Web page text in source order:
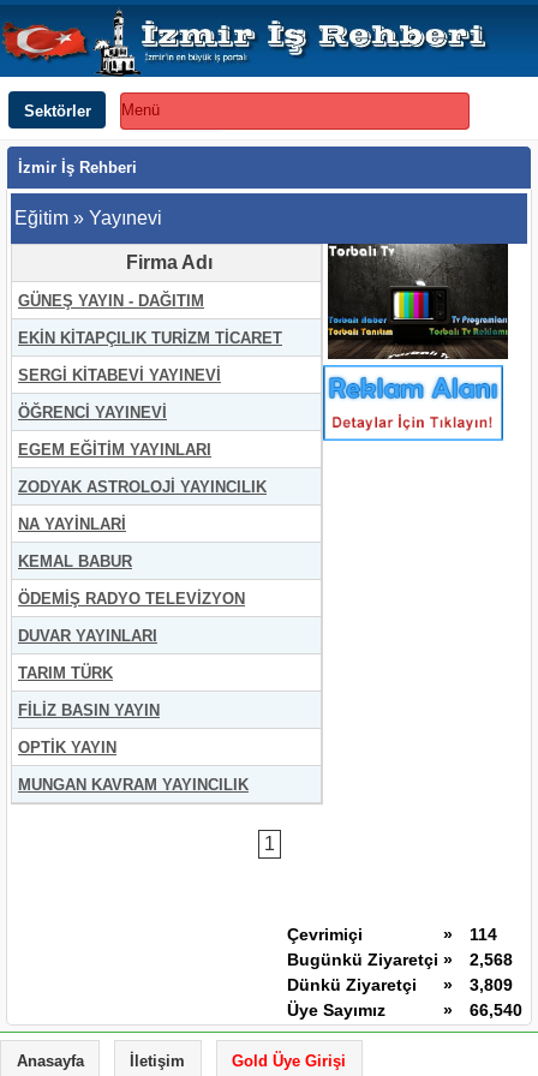
Sektörler Menü
İzmir İş Rehberi
Eğitim » Yayınevi
Firma Adı
GÜNEŞ YAYIN - DAĞITIM
EKİN KİTAPÇILIK TURİZM TİCARET
SERGİ KİTABEVİ YAYINEVİ
ÖĞRENCİ YAYINEVİ
EGEM EĞİTİM YAYINLARI
ZODYAK ASTROLOJİ YAYINCILIK
NA YAYİNLARİ
KEMAL BABUR
ÖDEMİŞ RADYO TELEVİZYON
DUVAR YAYINLARI
TARIM TÜRK
FİLİZ BASIN YAYIN
OPTİK YAYIN
MUNGAN KAVRAM YAYINCILIK
1
Çevrimiçi »
114
Bugünkü Ziyaretçi »
2,568
Dünkü Ziyaretçi
»
3,809
Üye Sayımız
» 66,540
Anasayfa İletişim Gold Üye Girişi